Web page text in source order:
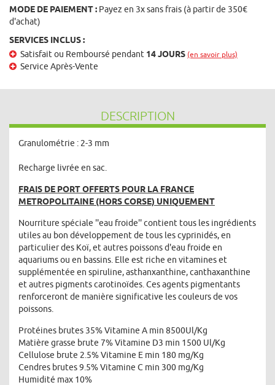
MODE DE PAIEMENT : Payez en 3x sans frais (à partir de 350€
d'achat)
SERVICES INCLUS :
Satisfait ou Remboursé pendant 14 JOURS (en savoir plus)
Service Après-Vente
DESCRIPTION
Granulométrie : 2-3 mm
Recharge livrée en sac.
FRAIS DE PORT OFFERTS POUR LA FRANCE
METROPOLITAINE (HORS CORSE) UNIQUEMENT
Nourriture spéciale ''eau froide'' contient tous les ingrédients
utiles au bon développement de tous les cyprinidés, en
particulier des Koï, et autres poissons d'eau froide en
aquariums ou en bassins. Elle est riche en vitamines et
supplémentée en spiruline, asthanxanthine, canthaxanthine
et autres pigments carotinoïdes. Ces agents pigmentants
renforceront de manière significative les couleurs de vos
poissons.
Protéines brutes 35% Vitamine A min 8500Ul/Kg
Matière grasse brute 7% Vitamine D3 min 1500 Ul/Kg
Cellulose brute 2.5% Vitamine E min 180 mg/Kg
Cendres brutes 9.5% Vitamine C min 300 mg/Kg
Humidité max 10%